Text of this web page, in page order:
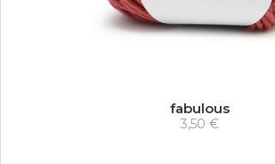
fabulous
3,50 €